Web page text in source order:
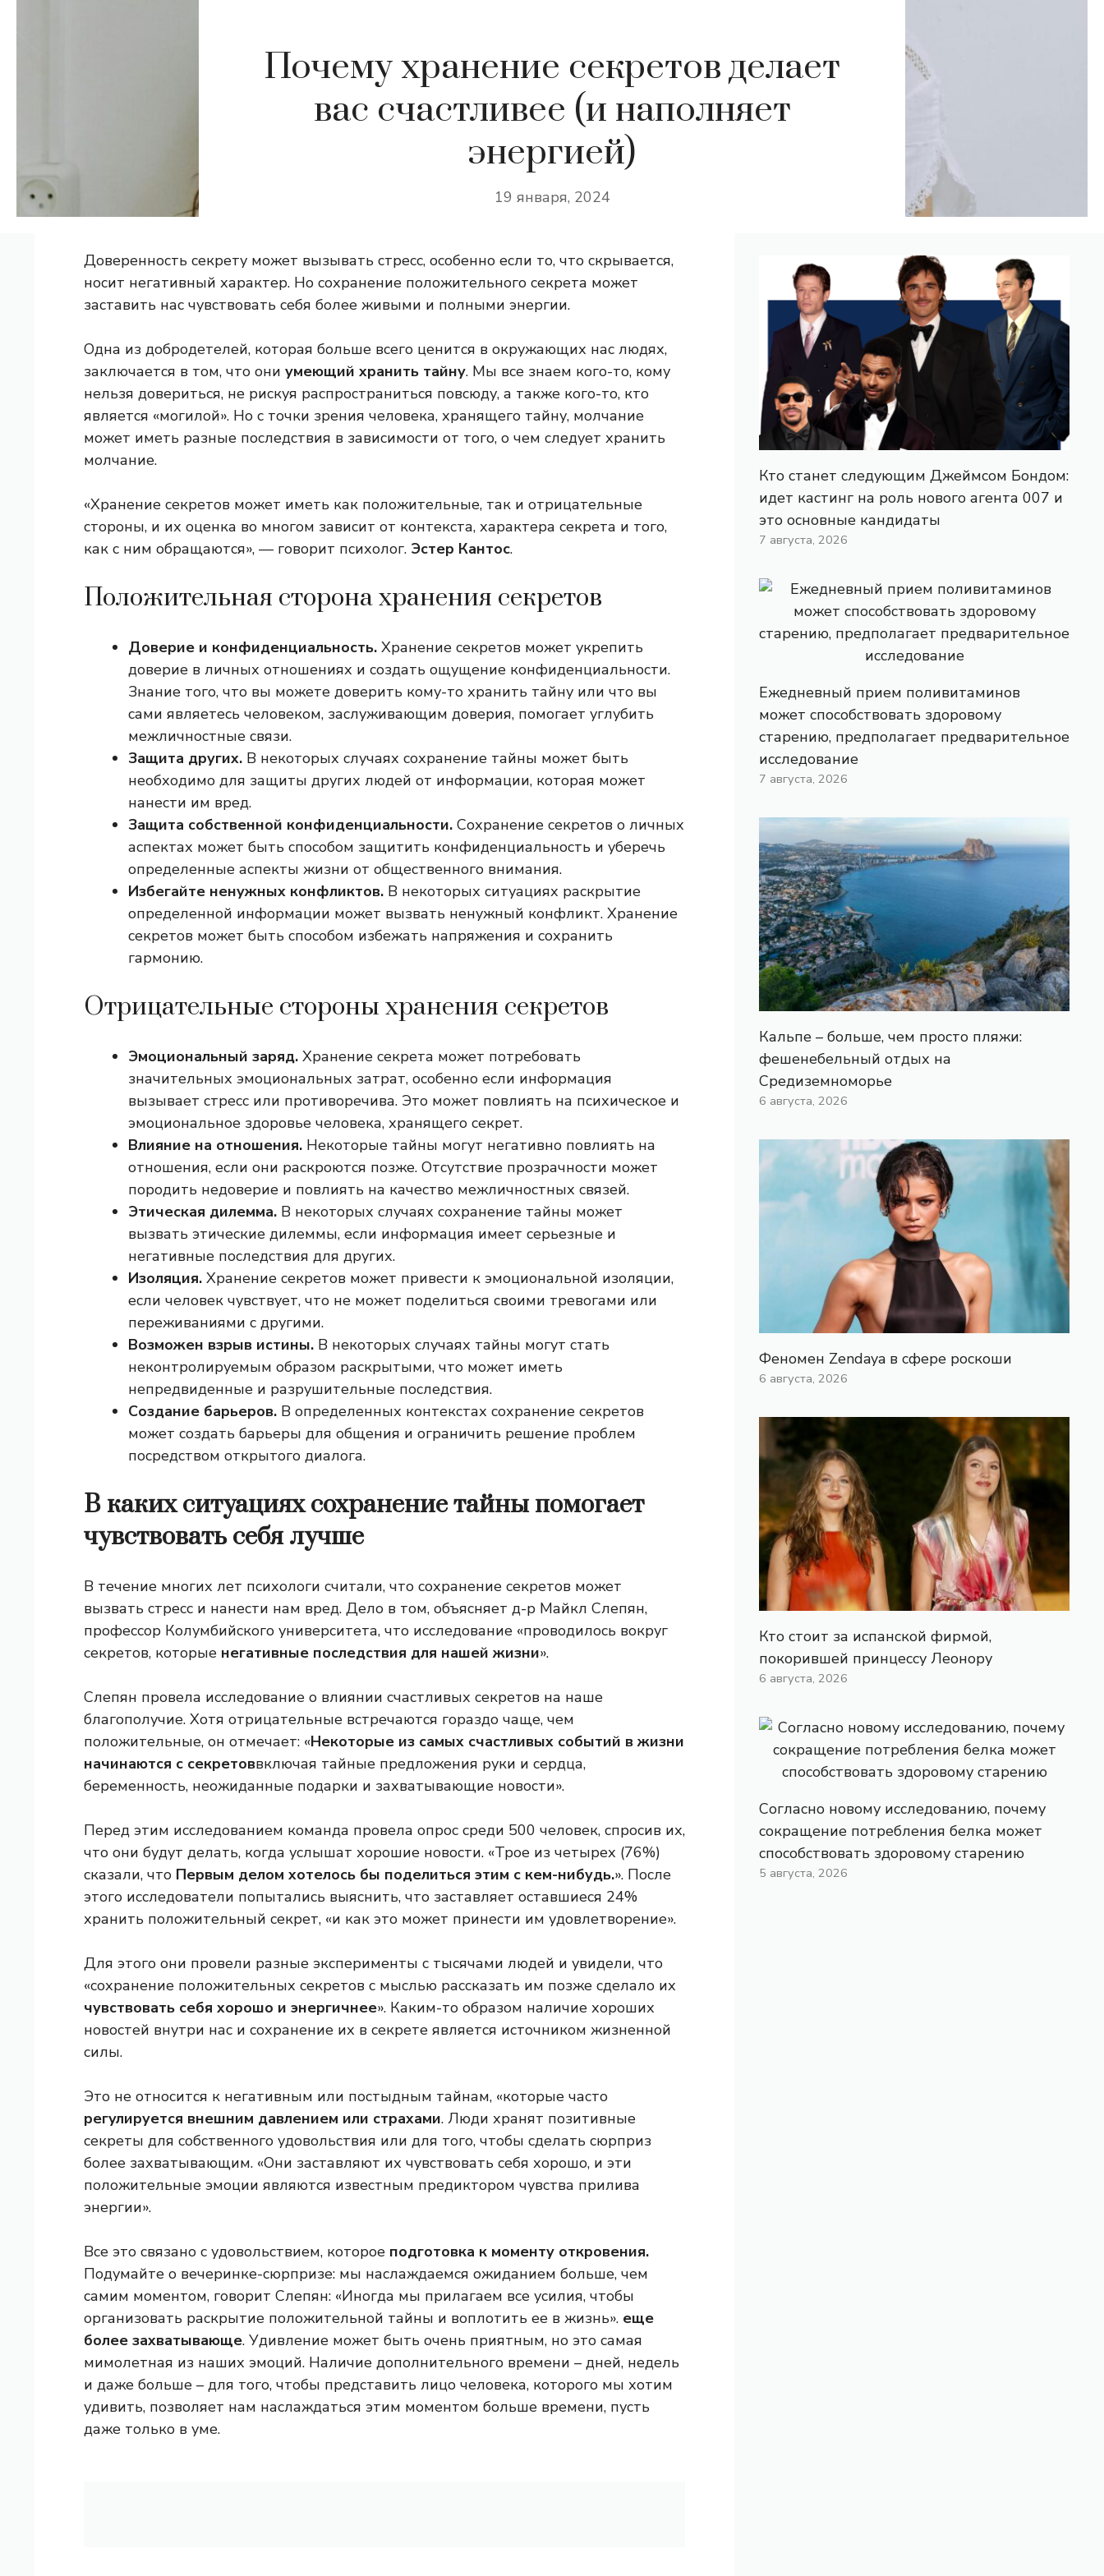
Почему хранение секретов делает
вас счастливее (и наполняет
энергией)
19 января, 2024
Доверенность секрету может вызывать стресс, особенно если то, что скрывается,
носит негативный характер. Но сохранение положительного секрета может
заставить нас чувствовать себя более живыми и полными энергии.
Одна из добродетелей, которая больше всего ценится в окружающих нас людях,
заключается в том, что они умеющий хранить тайну. Мы все знаем кого-то, кому
нельзя довериться, не рискуя распространиться повсюду, а также кого-то, кто
является «могилой». Но с точки зрения человека, хранящего тайну, молчание
может иметь разные последствия в зависимости от того, о чем следует хранить
молчание.
«Хранение секретов может иметь как положительные, так и отрицательные
стороны, и их оценка во многом зависит от контекста, характера секрета и того,
как с ним обращаются», — говорит психолог. Эстер Кантос.
Положительная сторона хранения секретов
Доверие и конфиденциальность. Хранение секретов может укрепить
доверие в личных отношениях и создать ощущение конфиденциальности.
Знание того, что вы можете доверить кому-то хранить тайну или что вы
сами являетесь человеком, заслуживающим доверия, помогает углубить
межличностные связи.
Защита других. В некоторых случаях сохранение тайны может быть
необходимо для защиты других людей от информации, которая может
нанести им вред.
Защита собственной конфиденциальности. Сохранение секретов о личных
аспектах может быть способом защитить конфиденциальность и уберечь
определенные аспекты жизни от общественного внимания.
Избегайте ненужных конфликтов. В некоторых ситуациях раскрытие
определенной информации может вызвать ненужный конфликт. Хранение
секретов может быть способом избежать напряжения и сохранить
гармонию.
Отрицательные стороны хранения секретов
Эмоциональный заряд. Хранение секрета может потребовать
значительных эмоциональных затрат, особенно если информация
вызывает стресс или противоречива. Это может повлиять на психическое и
эмоциональное здоровье человека, хранящего секрет.
Влияние на отношения. Некоторые тайны могут негативно повлиять на
отношения, если они раскроются позже. Отсутствие прозрачности может
породить недоверие и повлиять на качество межличностных связей.
Этическая дилемма. В некоторых случаях сохранение тайны может
вызвать этические дилеммы, если информация имеет серьезные и
негативные последствия для других.
Изоляция. Хранение секретов может привести к эмоциональной изоляции,
если человек чувствует, что не может поделиться своими тревогами или
переживаниями с другими.
Возможен взрыв истины. В некоторых случаях тайны могут стать
неконтролируемым образом раскрытыми, что может иметь
непредвиденные и разрушительные последствия.
Создание барьеров. В определенных контекстах сохранение секретов
может создать барьеры для общения и ограничить решение проблем
посредством открытого диалога.
В каких ситуациях сохранение тайны помогает
чувствовать себя лучше
В течение многих лет психологи считали, что сохранение секретов может
вызвать стресс и нанести нам вред. Дело в том, объясняет д-р Майкл Слепян,
профессор Колумбийского университета, что исследование «проводилось вокруг
секретов, которые негативные последствия для нашей жизни».
Слепян провела исследование о влиянии счастливых секретов на наше
благополучие. Хотя отрицательные встречаются гораздо чаще, чем
положительные, он отмечает: «Некоторые из самых счастливых событий в жизни
начинаются с секретоввключая тайные предложения руки и сердца,
беременность, неожиданные подарки и захватывающие новости».
Перед этим исследованием команда провела опрос среди 500 человек, спросив их,
что они будут делать, когда услышат хорошие новости. «Трое из четырех (76%)
сказали, что Первым делом хотелось бы поделиться этим с кем-нибудь.». После
этого исследователи попытались выяснить, что заставляет оставшиеся 24%
хранить положительный секрет, «и как это может принести им удовлетворение».
Для этого они провели разные эксперименты с тысячами людей и увидели, что
«сохранение положительных секретов с мыслью рассказать им позже сделало их
чувствовать себя хорошо и энергичнее». Каким-то образом наличие хороших
новостей внутри нас и сохранение их в секрете является источником жизненной
силы.
Это не относится к негативным или постыдным тайнам, «которые часто
регулируется внешним давлением или страхами. Люди хранят позитивные
секреты для собственного удовольствия или для того, чтобы сделать сюрприз
более захватывающим. «Они заставляют их чувствовать себя хорошо, и эти
положительные эмоции являются известным предиктором чувства прилива
энергии».
Все это связано с удовольствием, которое подготовка к моменту откровения.
Подумайте о вечеринке-сюрпризе: мы наслаждаемся ожиданием больше, чем
самим моментом, говорит Слепян: «Иногда мы прилагаем все усилия, чтобы
организовать раскрытие положительной тайны и воплотить ее в жизнь». еще
более захватывающе. Удивление может быть очень приятным, но это самая
мимолетная из наших эмоций. Наличие дополнительного времени – дней, недель
и даже больше – для того, чтобы представить лицо человека, которого мы хотим
удивить, позволяет нам наслаждаться этим моментом больше времени, пусть
даже только в уме.
Кто станет следующим Джеймсом Бондом:
идет кастинг на роль нового агента 007 и
это основные кандидаты
7 августа, 2026
Ежедневный прием поливитаминов
может способствовать здоровому
старению, предполагает предварительное
исследование
7 августа, 2026
Кальпе – больше, чем просто пляжи:
фешенебельный отдых на
Средиземноморье
6 августа, 2026
Феномен Zendaya в сфере роскоши
6 августа, 2026
Кто стоит за испанской фирмой,
покорившей принцессу Леонору
6 августа, 2026
Согласно новому исследованию, почему
сокращение потребления белка может
способствовать здоровому старению
5 августа, 2026